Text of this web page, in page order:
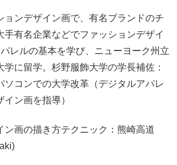
ョンデザイン画で、有名ブランドのチ
手有名企業などでファッションデザイ
レルの基本を学び、ニューヨーク州立
学に留学。杉野服飾大学の学長補佐：
ソコンでの大学改革（デジタルアパレ
ン画を指導）
ン画の描き方テクニック：熊崎高道